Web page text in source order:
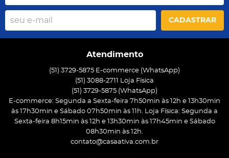
CADASTRAR
Atendimento
(51) 3729-5875 E-commerce (WhatsApp)
(51) 3088-2711 Loja Física
(51) 3729-5875 (WhatsApp)
E-commerce: Segunda a Sexta-feira 7h50min às 12h e 13h30min
às 17h30min e Sábado 07h50min às 11h. Loja Física: Segunda a
Sexta-feira 8h15min às 12h e 13h30min às 17h45min e Sábado
08h30min às 12h.
contato@casaativa.com.br